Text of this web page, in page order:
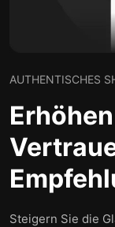
AUTHENTISCHES
Steigern Sie die